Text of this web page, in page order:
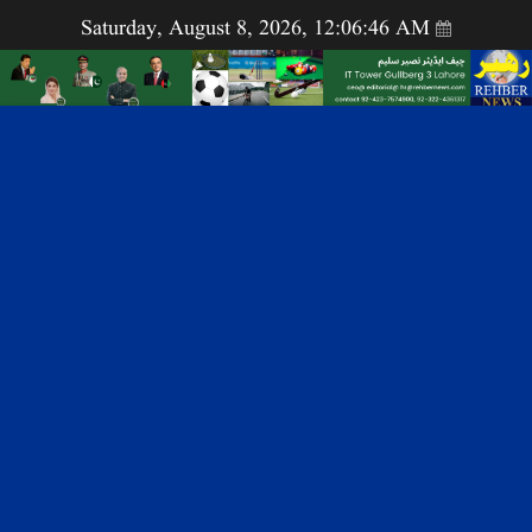
Saturday, August 8, 2026, 12:06:46 AM